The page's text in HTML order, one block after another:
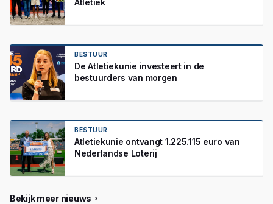
Atletiek
BESTUUR
De Atletiekunie investeert in de
bestuurders van morgen
BESTUUR
Atletiekunie ontvangt 1.225.115 euro van
Nederlandse Loterij
Bekijk meer nieuws